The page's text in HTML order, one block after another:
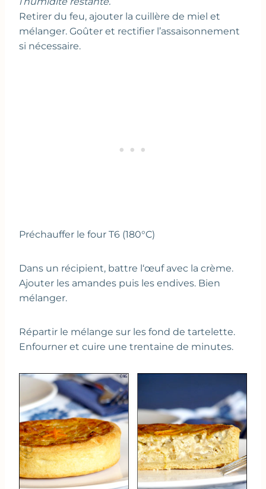
Retirer du feu, ajouter la cuillère de miel et
mélanger. Goûter et rectifier l’assaisonnement
si nécessaire.
Préchauffer le four T6 (180°C)
Dans un récipient, battre l‘œuf avec la crème.
Ajouter les amandes puis les endives. Bien
mélanger.
Répartir le mélange sur les fond de tartelette.
Enfourner et cuire une trentaine de minutes.